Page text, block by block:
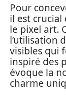
Pour
il est crucial
le pixel art.
l’utilisation
visibles qui
inspiré des
évoque la
charme